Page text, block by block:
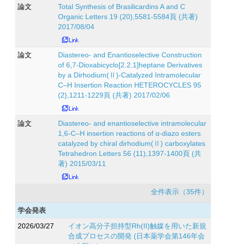
論文
Total Synthesis of Brasilicardins A and C
Organic Letters 19 (20),5581-5584頁 (共著)
2017/08/04
論文
Diastereo- and Enantioselective Construction
of 6,7-Dioxabicyclo[2.2.1]heptane Derivatives
by a Dirhodium(Ⅱ)-Catalyzed Intramolecular
C–H Insertion Reaction HETEROCYCLES 95
(2),1211-1229頁 (共著) 2017/02/06
論文
Diastereo- and enantioselective intramolecular
1,6-C–H insertion reactions of α-diazo esters
catalyzed by chiral dirhodium(Ⅱ) carboxylates
Tetrahedron Letters 56 (11),1397-1400頁 (共
著) 2015/03/11
全件表示（35件）
学会発表
2026/03/27
イオン高分子担持型Rh(II)触媒を用いた新規
合成プロセスの開発 (日本薬学会第146年会